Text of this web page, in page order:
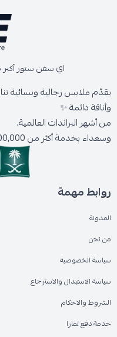
اي سفن ستور
يقدّم ملابس رجالية ونسائية
وأناقة دائمة ✨
من أشهر البراندات العالمية،
وسعداء بخدمة أكثر من 300,000 عميل حول المملكة.
روابط مهمة
المدونة
من نحن
سياسة الخصوصية
سياسة الاستبدال والاسترجاع
الشروط والاحكام
خدمة دفع تمارا